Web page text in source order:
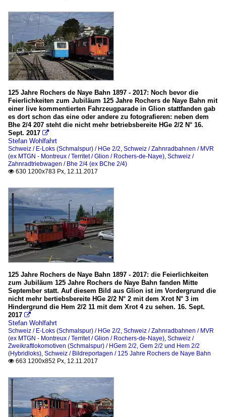
125 Jahre Rochers de Naye Bahn 1897 - 2017: Noch bevor die
Feierlichkeiten zum Jubiläum 125 Jahre Rochers de Naye Bahn mit
einer live kommentierten Fahrzeugparade in Glion stattfanden gab
es dort schon das eine oder andere zu fotografieren: neben dem
Bhe 2/4 207 steht die nicht mehr betriebsbereite HGe 2/2 N° 16.
Sept. 2017 
Stefan Wohlfahrt
Schweiz / E-Loks (Schmalspur) / HGe 2/2, Schweiz / Zahnradbahnen / MVR
(ex MTGN - Montreux / Territet / Glion / Rochers-de-Naye), Schweiz /
Zahnradtriebwagen / Bhe 2/4 (ex BChe 2/4)
 630 1200x783 Px, 12.11.2017
125 Jahre Rochers de Naye Bahn 1897 - 2017: die Feierlichkeiten
zum Jubiläum 125 Jahre Rochers de Naye Bahn fanden Mitte
September statt. Auf diesem Bild aus Glion ist im Vordergrund die
nicht mehr bertiebsbereite HGe 2/2 N° 2 mit dem Xrot N° 3 im
Hindergrund die Hem 2/2 11 mit dem Xrot 4 zu sehen. 16. Sept.
2017 
Stefan Wohlfahrt
Schweiz / E-Loks (Schmalspur) / HGe 2/2, Schweiz / Zahnradbahnen / MVR
(ex MTGN - Montreux / Territet / Glion / Rochers-de-Naye), Schweiz /
Zweikraftlokomotiven (Schmalspur) / HGem 2/2, Gem 2/2 und Hem 2/2
(Hybridloks), Schweiz / Bildreportagen / 125 Jahre Rochers de Naye Bahn
 663 1200x852 Px, 12.11.2017